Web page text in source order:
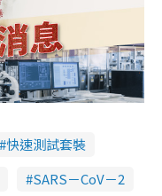
快速測試套裝
SARS－CoV－2